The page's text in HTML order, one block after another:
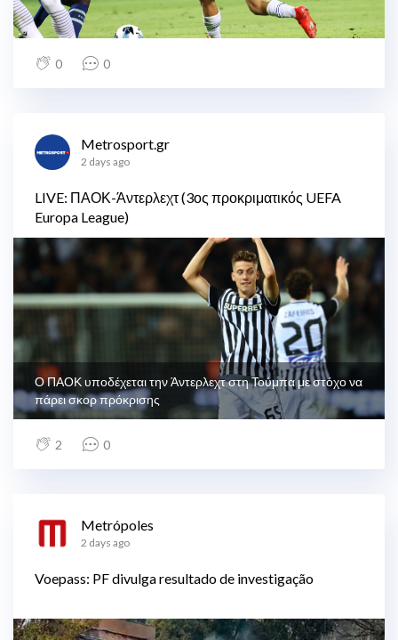
0 0
Metrosport.gr
2 days ago
LIVE: ΠΑΟΚ-Άντερλεχτ (3ος προκριματικός UEFA
Europa League)
Ο ΠΑΟΚ υποδέχεται την Άντερλεχτ στη Τούμπα με στόχο να
πάρει σκορ πρόκρισης
2 0
Metrópoles
2 days ago
Voepass: PF divulga resultado de investigação